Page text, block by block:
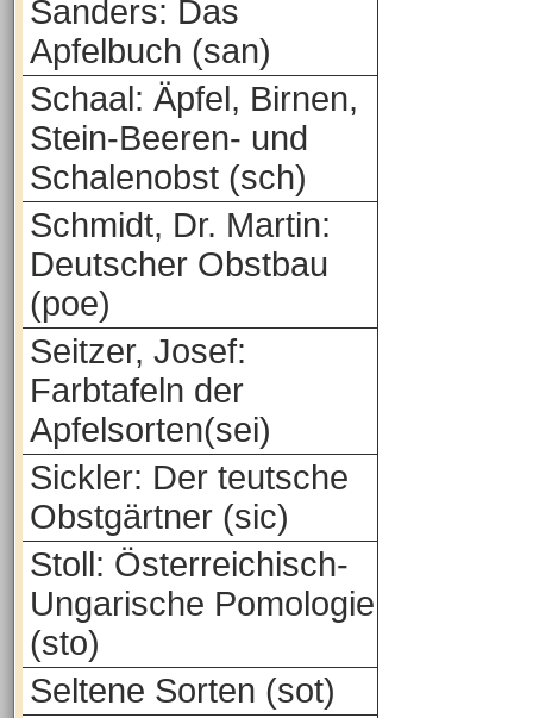
Sanders: Das
Apfelbuch (san)
Schaal: Äpfel, Birnen,
Stein-Beeren- und
Schalenobst (sch)
Schmidt, Dr. Martin:
Deutscher Obstbau
(poe)
Seitzer, Josef:
Farbtafeln der
Apfelsorten(sei)
Sickler: Der teutsche
Obstgärtner (sic)
Stoll: Österreichisch-
Ungarische Pomologie
(sto)
Seltene Sorten (sot)